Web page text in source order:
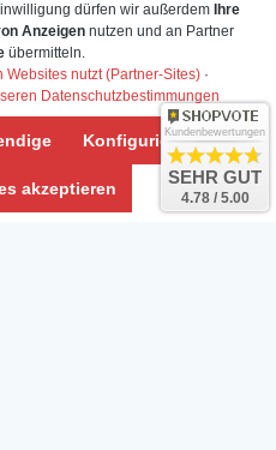
dürfen wir außerdem Ihre
Anzeigennutzen und an Partner
übermitteln.
nutzt (Partner-Sites) ·
Datenschutzbestimmungen
Konfigurieren
akzeptieren
Kundenbewertungen
SEHR GUT
4.78 / 5.00